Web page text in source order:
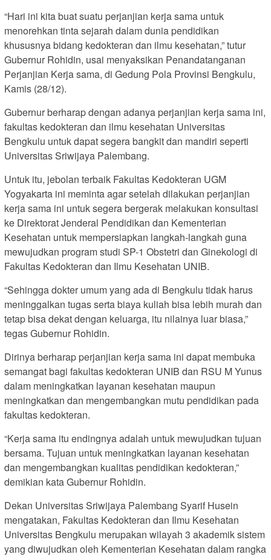
“Hari ini kita buat suatu perjanjian kerja sama untuk
menorehkan tinta sejarah dalam dunia pendidikan
khususnya bidang kedokteran dan ilmu kesehatan,” tutur
Gubernur Rohidin, usai menyaksikan Penandatanganan
Perjanjian Kerja sama, di Gedung Pola Provinsi Bengkulu,
Kamis (28/12).
Gubernur berharap dengan adanya perjanjian kerja sama ini,
fakultas kedokteran dan ilmu kesehatan Universitas
Bengkulu untuk dapat segera bangkit dan mandiri seperti
Universitas Sriwijaya Palembang.
Untuk itu, jebolan terbaik Fakultas Kedokteran UGM
Yogyakarta ini meminta agar setelah dilakukan perjanjian
kerja sama ini untuk segera bergerak melakukan konsultasi
ke Direktorat Jenderal Pendidikan dan Kementerian
Kesehatan untuk mempersiapkan langkah-langkah guna
mewujudkan program studi SP-1 Obstetri dan Ginekologi di
Fakultas Kedokteran dan Ilmu Kesehatan UNIB.
“Sehingga dokter umum yang ada di Bengkulu tidak harus
meninggalkan tugas serta biaya kuliah bisa lebih murah dan
tetap bisa dekat dengan keluarga, itu nilainya luar biasa,”
tegas Gubernur Rohidin.
Dirinya berharap perjanjian kerja sama ini dapat membuka
semangat bagi fakultas kedokteran UNIB dan RSU M Yunus
dalam meningkatkan layanan kesehatan maupun
meningkatkan dan mengembangkan mutu pendidikan pada
fakultas kedokteran.
“Kerja sama itu endingnya adalah untuk mewujudkan tujuan
bersama. Tujuan untuk meningkatkan layanan kesehatan
dan mengembangkan kualitas pendidikan kedokteran,”
demikian kata Gubernur Rohidin.
Dekan Universitas Sriwijaya Palembang Syarif Husein
mengatakan, Fakultas Kedokteran dan Ilmu Kesehatan
Universitas Bengkulu merupakan wilayah 3 akademik sistem
yang diwujudkan oleh Kementerian Kesehatan dalam rangka